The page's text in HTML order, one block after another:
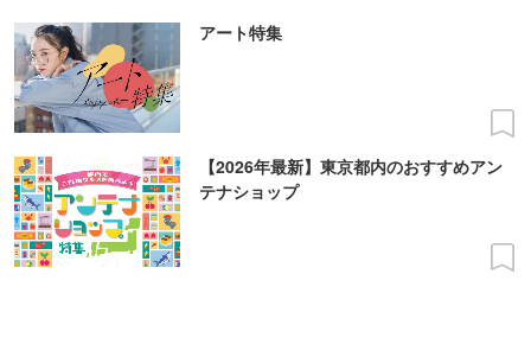
アート特集
【2026年最新】東京都内のおすすめアン
テナショップ